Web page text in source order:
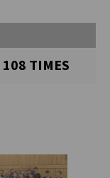
108 TIMES